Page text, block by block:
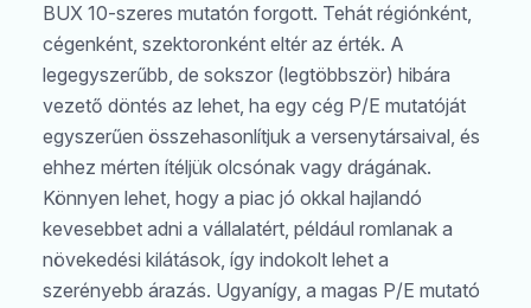
BUX 10-szeres mutatón forgott. Tehát régiónként,
cégenként, szektoronként eltér az érték. A
legegyszerűbb, de sokszor (legtöbbször) hibára
vezető döntés az lehet, ha egy cég P/E mutatóját
egyszerűen összehasonlítjuk a versenytársaival, és
ehhez mérten ítéljük olcsónak vagy drágának.
Könnyen lehet, hogy a piac jó okkal hajlandó
kevesebbet adni a vállalatért, például romlanak a
növekedési kilátások, így indokolt lehet a
szerényebb árazás. Ugyanígy, a magas P/E mutató